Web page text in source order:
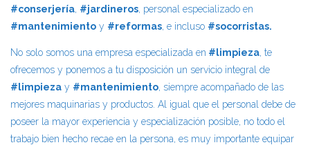
#conserjería, #jardineros, personal especializado en
#mantenimiento y #reformas, e incluso #socorristas.
No solo somos una empresa especializada en #limpieza, te
ofrecemos y ponemos a tu disposición un servicio integral de
#limpieza y #mantenimiento, siempre acompañado de las
mejores maquinarias y productos. Al igual que el personal debe de
poseer la mayor experiencia y especialización posible, no todo el
trabajo bien hecho recae en la persona, es muy importante equipar